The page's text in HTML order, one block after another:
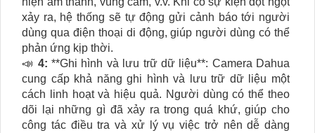
xảy ra, hệ thống sẽ tự động gửi cảnh báo tới người
dùng qua điện thoại di động, giúp người dùng có thể
phản ứng kịp thời.
📣 4: **Ghi hình và lưu trữ dữ liệu**: Camera Dahua
cung cấp khả năng ghi hình và lưu trữ dữ liệu một
cách linh hoạt và hiệu quả. Người dùng có thể theo
dõi lại những gì đã xảy ra trong quá khứ, giúp cho
công tác điều tra và xử lý vụ việc trở nên dễ dàng